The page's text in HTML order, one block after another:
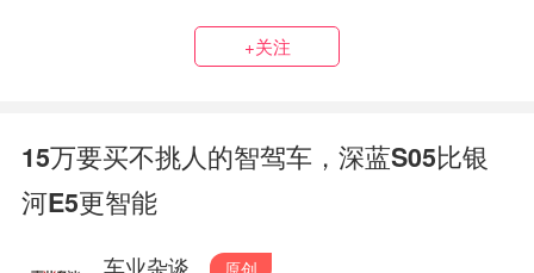
+关注
15万要买不挑人的智驾车，深蓝S05比银
河E5更智能
车业杂谈
原创